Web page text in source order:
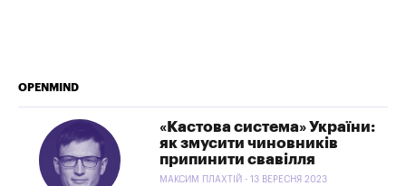
OPENMIND
«Кастова система» України:
як змусити чиновників
припинити свавілля
МАКСИМ ПЛАХТІЙ - 13 ВЕРЕСНЯ 2023